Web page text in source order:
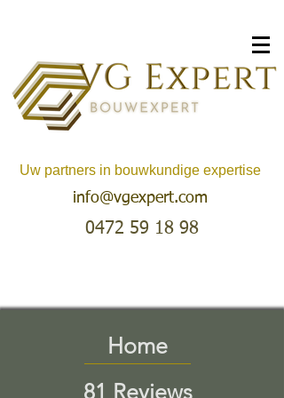
Uw partners in bouwkundige expertise
info@vgexpert.com
0472 59 18 98
Home
81 Reviews